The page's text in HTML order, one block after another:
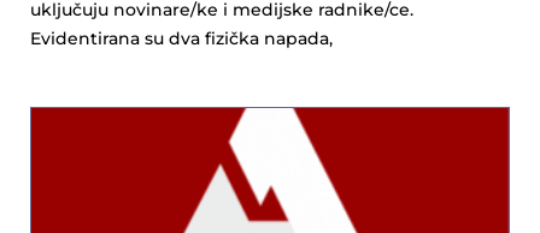
uključuju novinare/ke i medijske radnike/ce.
Evidentirana su dva fizička napada,